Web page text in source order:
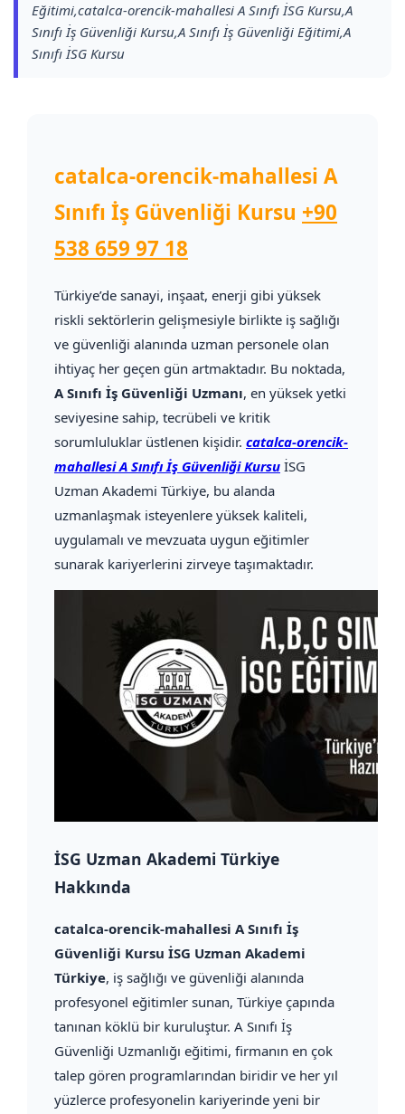
Eğitimi,catalca-orencik-mahallesi A Sınıfı İSG Kursu,A
Sınıfı İş Güvenliği Kursu,A Sınıfı İş Güvenliği Eğitimi,A
Sınıfı İSG Kursu
catalca-orencik-mahallesi A
Sınıfı İş Güvenliği Kursu +90
538 659 97 18
Türkiye’de sanayi, inşaat, enerji gibi yüksek
riskli sektörlerin gelişmesiyle birlikte iş sağlığı
ve güvenliği alanında uzman personele olan
ihtiyaç her geçen gün artmaktadır. Bu noktada,
A Sınıfı İş Güvenliği Uzmanı, en yüksek yetki
seviyesine sahip, tecrübeli ve kritik
sorumluluklar üstlenen kişidir. catalca-orencik-
mahallesi A Sınıfı İş Güvenliği Kursu İSG
Uzman Akademi Türkiye, bu alanda
uzmanlaşmak isteyenlere yüksek kaliteli,
uygulamalı ve mevzuata uygun eğitimler
sunarak kariyerlerini zirveye taşımaktadır.
İSG Uzman Akademi Türkiye
Hakkında
catalca-orencik-mahallesi A Sınıfı İş
Güvenliği Kursu İSG Uzman Akademi
Türkiye, iş sağlığı ve güvenliği alanında
profesyonel eğitimler sunan, Türkiye çapında
tanınan köklü bir kuruluştur. A Sınıfı İş
Güvenliği Uzmanlığı eğitimi, firmanın en çok
talep gören programlarından biridir ve her yıl
yüzlerce profesyonelin kariyerinde yeni bir